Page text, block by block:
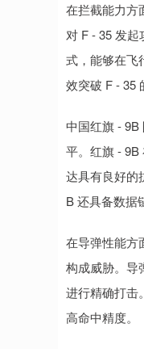
在拦截能力方
对 F - 35 发
式，能够在飞
效突破 F - 35
中国红旗 - 9B
平。红旗 -
达具有良好的
B 还具备数据
在导弹性能方
构成威胁。导
进行精确打击
高命中精度。